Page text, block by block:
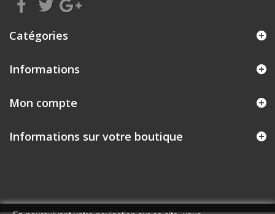
Catégories
Informations
Mon compte
Informations sur votre boutique